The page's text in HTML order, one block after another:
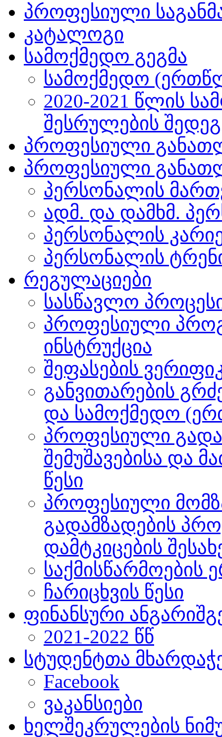
პროფესიული
კატალოგი
სამოქმედო გეგმა
სამოქმედო
2020-2021 წლის
შესრულების
პროფესიული
პროფესიული
პერსონალის
ადმ. და დამხმ.
პერსონალის
პერსონალის
რეგულაციები
სასწავლო
პროფესიული
ინსტრუქცია
შეფასების
განვითარების
და სამოქმედო
პროფესიული
შემუშავებისა და
წესი
პროფესიული
გადამზადების
დამტკიცების
საქმისწარმოების
ჩარიცხვის წესი
ფინანსური
2021-2022 წწ
სტუდენტთა
Facebook
ვაკანსიები
ხელშეკრულების